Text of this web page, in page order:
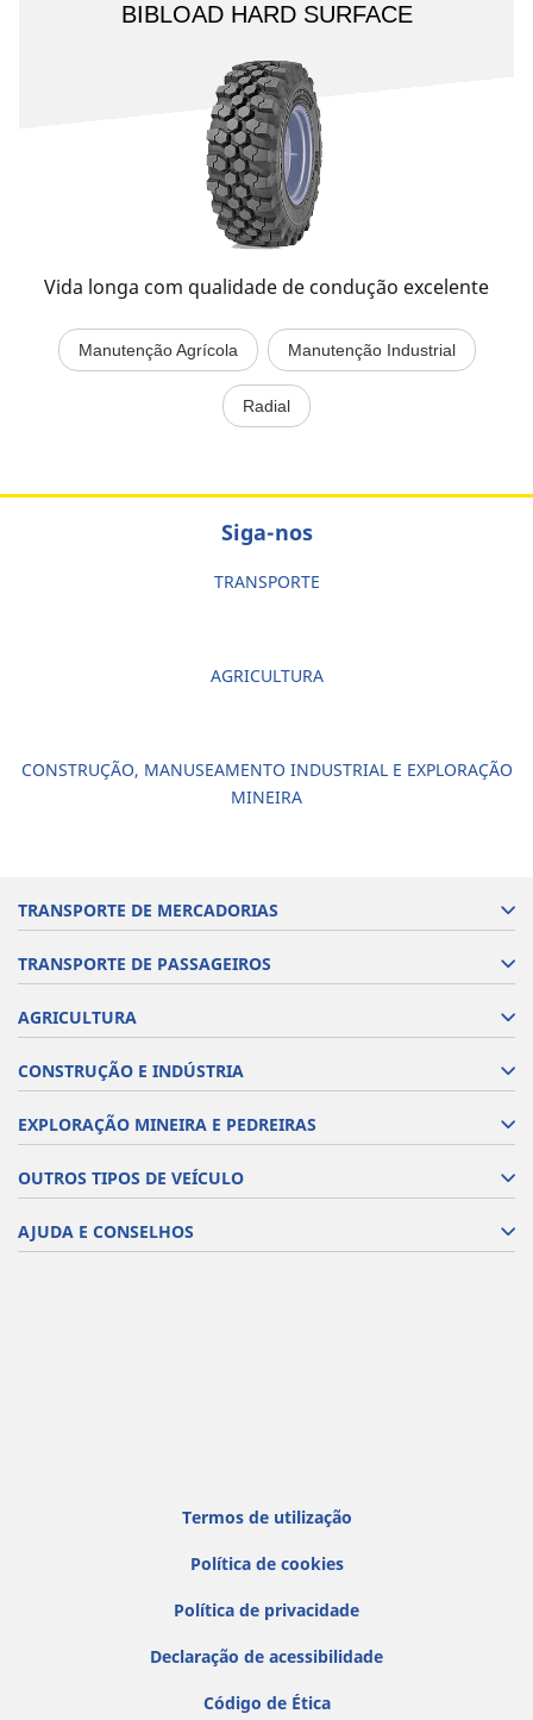
BIBLOAD HARD SURFACE​
Vida longa com qualidade de condução excelente
Manutenção Agrícola Manutenção Industrial
Radial
Siga-nos
TRANSPORTE
AGRICULTURA
CONSTRUÇÃO, MANUSEAMENTO INDUSTRIAL E EXPLORAÇÃO
MINEIRA
TRANSPORTE DE MERCADORIAS
TRANSPORTE DE PASSAGEIROS
AGRICULTURA
CONSTRUÇÃO E INDÚSTRIA
EXPLORAÇÃO MINEIRA E PEDREIRAS
OUTROS TIPOS DE VEÍCULO
AJUDA E CONSELHOS
Termos de utilização
Política de cookies
Política de privacidade
Declaração de acessibilidade
Código de Ética